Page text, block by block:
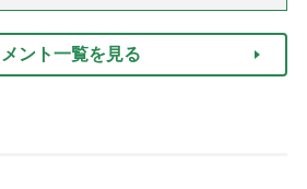
ント一覧を見る